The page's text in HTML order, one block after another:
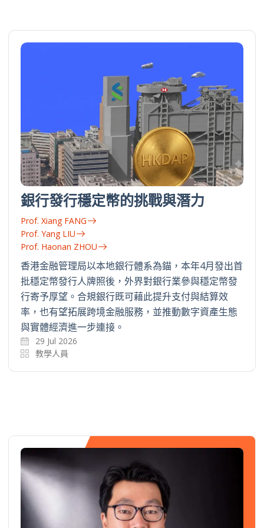
銀行發行穩定幣的挑戰與潛力
Prof. Xiang FANG
Prof. Yang LIU
Prof. Haonan ZHOU
香港金融管理局以本地銀行體系為錨，本年4月發出首
批穩定幣發行人牌照後，外界對銀行業參與穩定幣發
行寄予厚望。合規銀行既可藉此提升支付與結算效
率，也有望拓展跨境金融服務，並推動數字資產生態
與實體經濟進一步連接。
29 Jul 2026
教學人員